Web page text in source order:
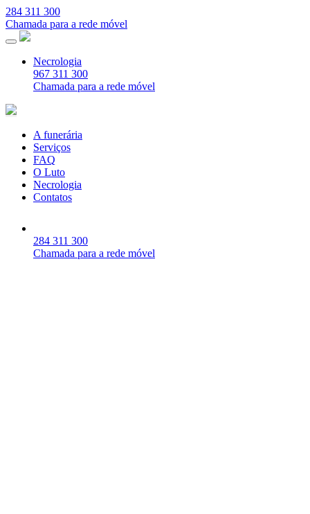
284 311 300
Chamada para a rede móvel
Necrologia
967 311 300
Chamada para a rede móvel
A funerária
Serviços
FAQ
O Luto
Necrologia
Contatos
284 311 300
Chamada para a rede móvel